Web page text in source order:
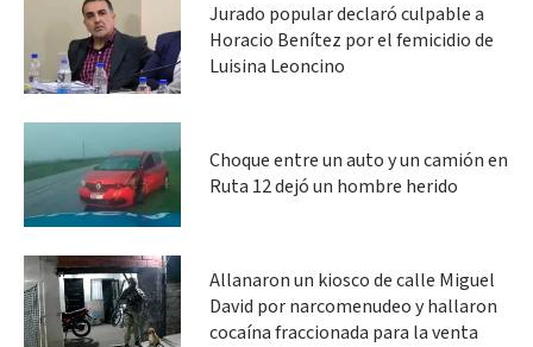
Jurado popular declaró culpable a
Horacio Benítez por el femicidio de
Luisina Leoncino
Choque entre un auto y un camión en
Ruta 12 dejó un hombre herido
Allanaron un kiosco de calle Miguel
David por narcomenudeo y hallaron
cocaína fraccionada para la venta